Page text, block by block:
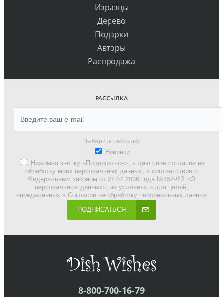
Изразцы
Дерево
Подарки
Авторы
Распродажа
РАССЫЛКА
Выберите рассылку
Новинки
Нажимая кнопку «Подписаться», я даю свое согласие на
обработку моих персональных данных, в соответствии с
Федеральным законом от 27.07.2006 года №152-ФЗ «О
персональных данных», на условиях и для целей,
определенных в Согласии на обработку персональных данных
ПОДПИСАТЬСЯ
8-800-700-16-79